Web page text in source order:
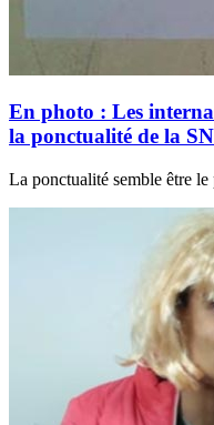
En photo : Les
la ponctualité de la
La ponctualité semble être